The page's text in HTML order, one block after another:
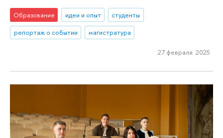
Образование идеи и опыт
студенты
репортаж о событии
магистратура
27 февраля 2025